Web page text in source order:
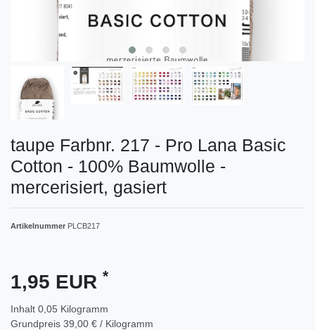
taupe Farbnr. 217 - Pro Lana Basic
Cotton - 100% Baumwolle -
mercerisiert, gasiert
Artikelnummer PLCB217
1,95 EUR *
Inhalt 0,05 Kilogramm
Grundpreis 39,00 € / Kilogramm